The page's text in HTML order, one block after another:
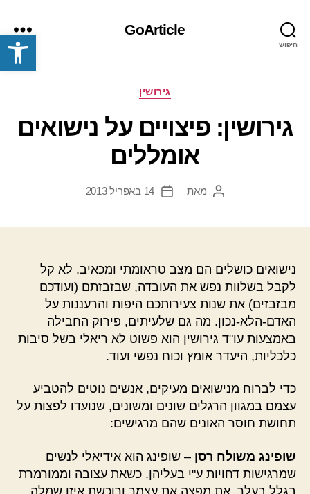
פתח סרגל נגישות חיפוש
GoArticle
תפריט
קטגוריותגירושין
גירושין: פיצויים על נישואים
אומללים
המחבר
מאת
תאריך
14 באפריל 2013
נישואים כושלים הם מצב טראומתי ומכאיב. לא קל
לקבל בשלוות נפש את העובדה, שבזבזתם (ועודכם
מבזבזים) את שנות צעירותכם היפות והרעננות על
האדם-הלא-נכון. מה גם שלעיתים, פירוק החבילה
באמצעות עו"ד גירושין הוא פשוט לא ריאלי בשל סיבות
כלכליות, היעדר אומץ וכוח נפשי ועוד.
כדי לברוח מנישואים מעיקים, אנשים נוטים להטביע
עצמם במגוון הרגלים שונים ומשונים, שנועדו לפצות על
תחושת חוסר האונים שהם מרגישים:
שופינג משולח רסן – שופינג הוא אידיאלי לנשים
שמרגישות דחויות ע"י בעליהן. כשאת עצובה וממורמרת
בגלל בעלך, את מפצה את עצמך ורוכשת איזו שמלה